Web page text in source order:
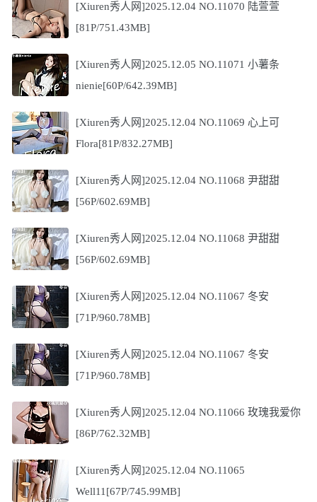
[Xiuren秀人网]2025.12.04 NO.11070 陆萱萱
[81P/751.43MB]
[Xiuren秀人网]2025.12.05 NO.11071 小薯条
nienie[60P/642.39MB]
[Xiuren秀人网]2025.12.04 NO.11069 心上可
Flora[81P/832.27MB]
[Xiuren秀人网]2025.12.04 NO.11068 尹甜甜
[56P/602.69MB]
[Xiuren秀人网]2025.12.04 NO.11068 尹甜甜
[56P/602.69MB]
[Xiuren秀人网]2025.12.04 NO.11067 冬安
[71P/960.78MB]
[Xiuren秀人网]2025.12.04 NO.11067 冬安
[71P/960.78MB]
[Xiuren秀人网]2025.12.04 NO.11066 玫瑰我爱你
[86P/762.32MB]
[Xiuren秀人网]2025.12.04 NO.11065
Well11[67P/745.99MB]